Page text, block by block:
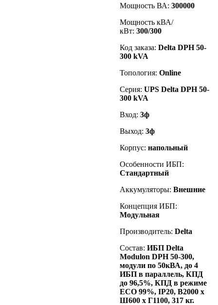
Мощность ВА: 300000
Мощность кВА/
кВт: 300/300
Код заказа: Delta DPH 50-
300 kVA
Топология: Online
Серия: UPS Delta DPH 50-
300 kVA
Вход: 3ф
Выход: 3ф
Корпус: напольный
Особенности ИБП:
Стандартный
Аккумуляторы: Внешние
Концепция ИБП:
Модульная
Производитель: Delta
Состав: ИБП Delta
Modulon DPH 50-300,
модули по 50кВА, до 4
ИБП в параллель, КПД
до 96,5%, КПД в режиме
ECO 99%, IP20, В2000 х
Ш600 х Г1100, 317 кг.